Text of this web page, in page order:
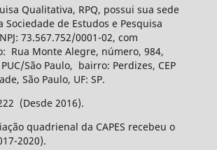
Qualitativa, RPQ, possui sua sede
Sociedade de Estudos e Pesquisa
73.567.752/0001-02, com
Rua Monte Alegre, número, 984,
São Paulo, bairro: Perdizes, CEP
São Paulo, UF: SP.
(Desde 2016).
quadrienal da CAPES recebeu o
2020).